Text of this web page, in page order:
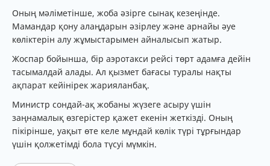
Оның мәліметінше, жоба әзірге сынақ кезеңінде.
Мамандар қону алаңдарын әзірлеу және арнайы әуе
көліктерін алу жұмыстарымен айналысып жатыр.
Жоспар бойынша, бір аэротакси рейсі төрт адамға дейін
тасымалдай алады. Ал қызмет бағасы туралы нақты
ақпарат кейінірек жарияланбақ.
Министр сондай-ақ жобаны жүзеге асыру үшін
заңнамалық өзгерістер қажет екенін жеткізді. Оның
пікірінше, уақыт өте келе мұндай көлік түрі тұрғындар
үшін қолжетімді бола түсуі мүмкін.